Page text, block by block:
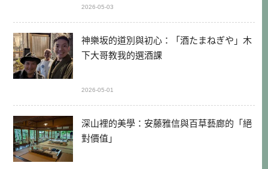
2026-05-03
神樂坂的道別與初心：「酒たまねぎや」木
下大哥教我的選酒課
2026-05-01
深山裡的美學：安藤雅信與百草藝廊的「絕
對價值」